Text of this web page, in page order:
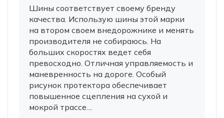
Шины соответствует своему бренду
качества. Использую шины этой марки
на втором своем внедорожнике и менять
производителя не собираюсь. На
больших скоростях ведет себя
превосходно. Отличная управляемость и
маневренность на дороге. Особый
рисунок протектора обеспечивает
повышенное сцепления на сухой и
мокрой трассе....